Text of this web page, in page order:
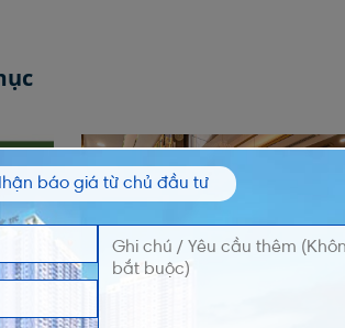
báo giá từ chủ đầu tư